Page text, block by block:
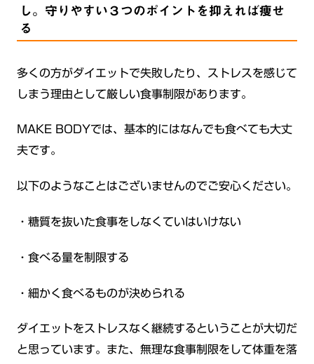
し。守りやすい３つのポイントを抑えれば痩せ
る
多くの方がダイエットで失敗したり、ストレスを感じて
しまう理由として厳しい食事制限があります。
MAKE BODYでは、基本的にはなんでも食べても大丈
夫です。
以下のようなことはございませんのでご安心ください。
・糖質を抜いた食事をしなくていはいけない
・食べる量を制限する
・細かく食べるものが決められる
ダイエットをストレスなく継続するということが大切だ
と思っています。また、無理な食事制限をして体重を落